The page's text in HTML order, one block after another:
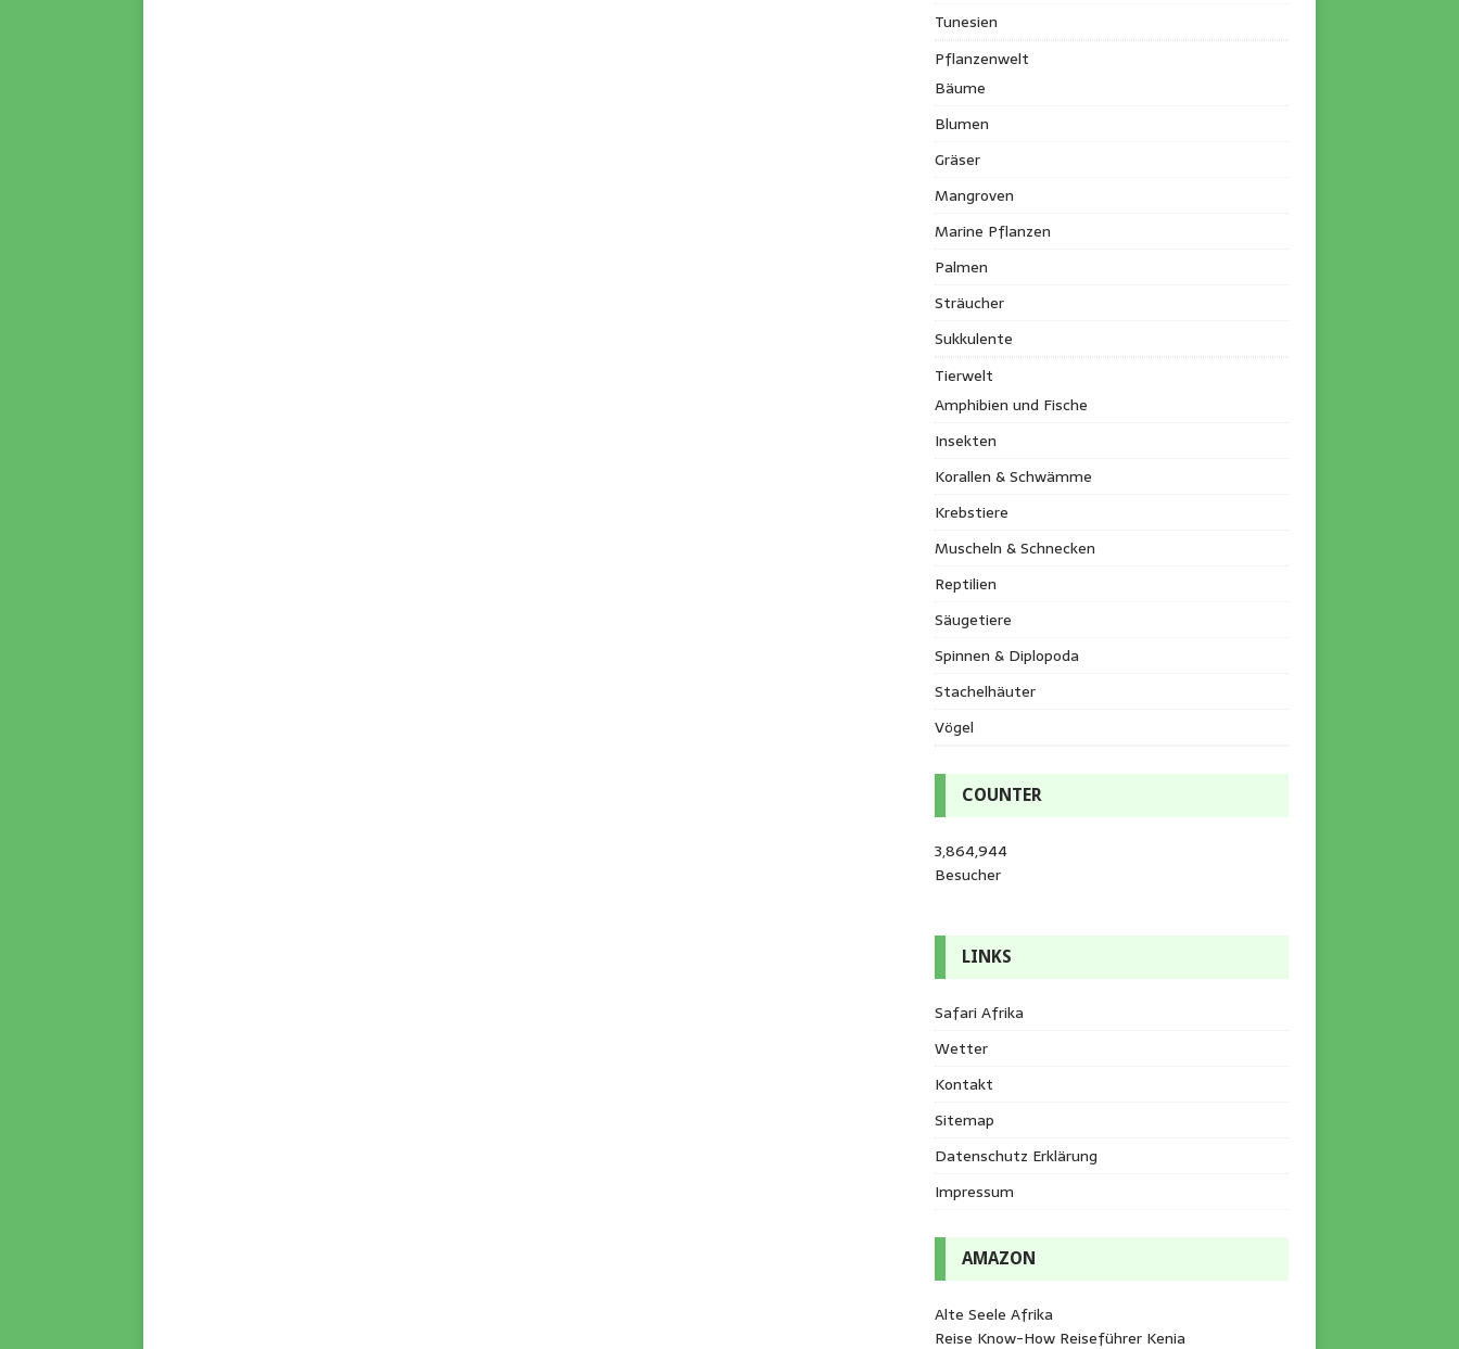
Tunesien
Pflanzenwelt
Bäume
Blumen
Gräser
Mangroven
Marine Pflanzen
Palmen
Sträucher
Sukkulente
Tierwelt
Amphibien und Fische
Insekten
Korallen & Schwämme
Krebstiere
Muscheln & Schnecken
Reptilien
Säugetiere
Spinnen & Diplopoda
Stachelhäuter
Vögel
COUNTER
3,864,944
Besucher
LINKS
Safari Afrika
Wetter
Kontakt
Sitemap
Datenschutz Erklärung
Impressum
AMAZON
Alte Seele Afrika
Reise Know-How Reiseführer Kenia